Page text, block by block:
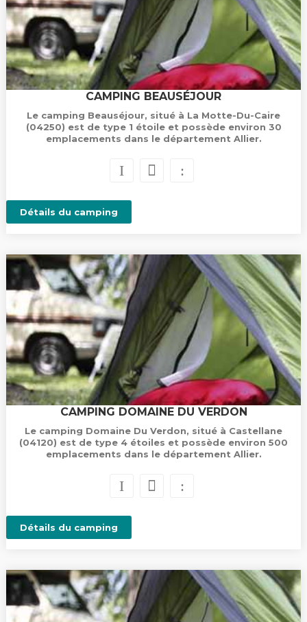
CAMPING BEAUSÉJOUR
Le camping Beauséjour, situé à La Motte-Du-Caire
(04250) est de type 1 étoile et possède environ 30
emplacements dans le département Allier.
Détails du camping
CAMPING DOMAINE DU VERDON
Le camping Domaine Du Verdon, situé à Castellane
(04120) est de type 4 étoiles et possède environ 500
emplacements dans le département Allier.
Détails du camping